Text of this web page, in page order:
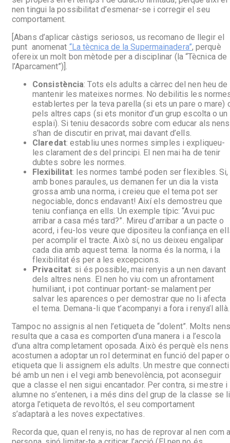
nen tingui la possibilitat d’esmenar-se i corregir el seu
comportament.
[Abans d’aplicar càstigs seriosos, us recomano de llegir el
punt anomenat “La tècnica de la Supermainadera”, perquè
ofereix un molt bon mètode per a disciplinar (la “Tècnica de
l’Aparcament”)].
Consistència: Tots els adults a càrrec del nen heu de
mantenir les mateixes normes. No debilitis les
establertes per la teva parella (si ets un pare o mare)
pels altres caps (si ets monitor d’un grup escolta o un
esplai). Si teniu desacords sobre com educar als nens
s’han de discutir en privat, mai davant d’ells.
Claredat: establiu unes normes simples i expliqueu-
les clarament des del principi. El nen mai ha de tenir
dubtes sobre les normes.
Flexibilitat: les normes també poden ser flexibles. Si,
amb bones paraules, us demanen fer un dia la vista
grossa amb una norma, i creieu que el tema pot ser
negociable, doncs endavant! Així els demostreu que
teniu confiança en ells. Un exemple típic: “Avui puc
arribar a casa més tard?”. Mireu d’arribar a un pacte o
acord, i feu-los veure que dipositeu la confiança en
per acomplir el tracte. Això sí, no us deixeu engalipar
cada dia amb aquest tema: la norma és la norma, i la
flexibilitat és per a les excepcions.
Privacitat: si és possible, mai renyis a un nen davant
dels altres nens. El nen ho viu com un afrontament
humiliant, i pot continuar portant-se malament per
salvar les aparences o per demostrar que no li afecta
el tema. Demana-li que t’acompanyi a fora i renya’l allà.
Tampoc no assignis al nen l’etiqueta de “dolent”. Molts
resulta que a casa es comporten d’una manera i a l’escola
d’una altra completament oposada. Això és perquè els nens
acostumen a adoptar un rol determinat en funció del paper o
etiqueta que li assignem els adults. Un mestre que connecti
bé amb un nen i el vegi amb benevolència, pot aconseguir
que a classe el nen sigui encantador. Per contra, si mestre i
alumne no s’entenen, i a més dins del grup de la classe se li
atorga l’etiqueta de revoltós, el seu comportament
s’adaptarà a les noves expectatives.
Recorda que, quan el renyis, no has de reprovar al nen com